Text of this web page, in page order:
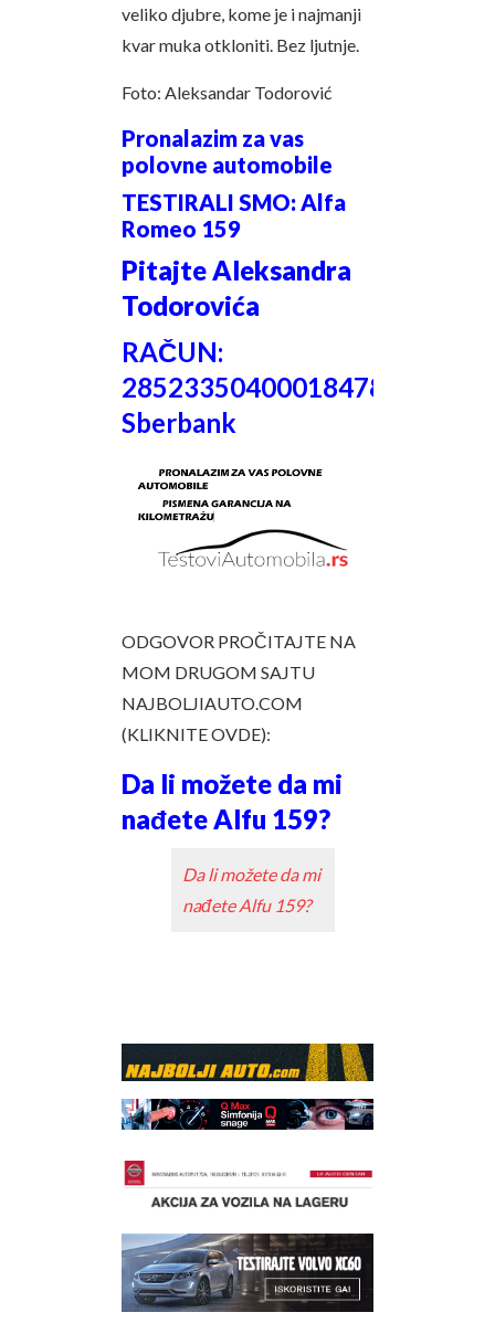
veliko djubre, kome je i najmanji
kvar muka otkloniti. Bez ljutnje.
Foto: Aleksandar Todorović
Pronalazim za vas
polovne automobile
TESTIRALI SMO: Alfa
Romeo 159
Pitajte Aleksandra
Todorovića
RAČUN:
285233504000184788
Sberbank
ODGOVOR PROČITAJTE NA
MOM DRUGOM SAJTU
NAJBOLJIAUTO.COM
(KLIKNITE OVDE):
Da li možete da mi
nađete Alfu 159?
Da li možete da mi
nađete Alfu 159?